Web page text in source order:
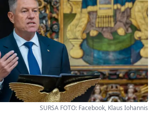
SURSA FOTO: Facebook, Klaus Iohannis